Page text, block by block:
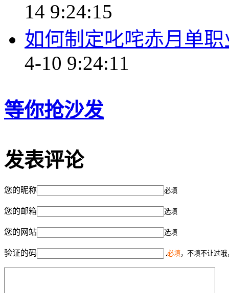
14 9:24:15
如何制定叱咤赤月单
4-10 9:24:11
等你抢沙发
发表评论
您的昵称 必填
您的邮箱 选填
您的网站 选填
验证的码 必填，不填不让过